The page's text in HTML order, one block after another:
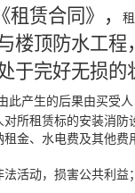
赁合同》 ，
楼顶防水工
于完好无损
此产生的后果由买受
所租赁标的安装消
金、水电费及其他
活动，损害公共利